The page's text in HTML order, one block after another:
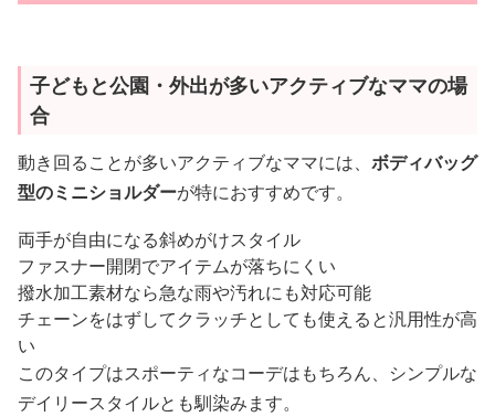
子どもと公園・外出が多いアクティブなママの場
合
動き回ることが多いアクティブなママには、 ボディバッグ
型のミニショルダーが特におすすめです。
両手が自由になる斜めがけスタイル
ファスナー開閉でアイテムが落ちにくい
撥水加工素材なら急な雨や汚れにも対応可能
チェーンをはずしてクラッチとしても使えると汎用性が高
い
このタイプはスポーティなコーデはもちろん、シンプルな
デイリースタイルとも馴染みます。